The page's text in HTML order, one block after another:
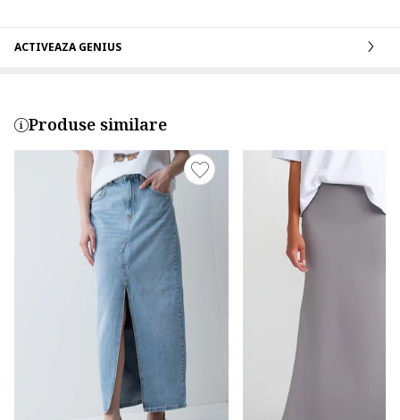
ACTIVEAZA GENIUS
Produse similare